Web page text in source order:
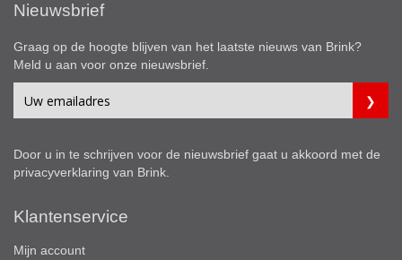
Nieuwsbrief
Graag op de hoogte blijven van het laatste nieuws van Brink?
Meld u aan voor onze nieuwsbrief.
Door u in te schrijven voor de nieuwsbrief gaat u akkoord met de
privacyverklaring van Brink.
Klantenservice
Mijn account